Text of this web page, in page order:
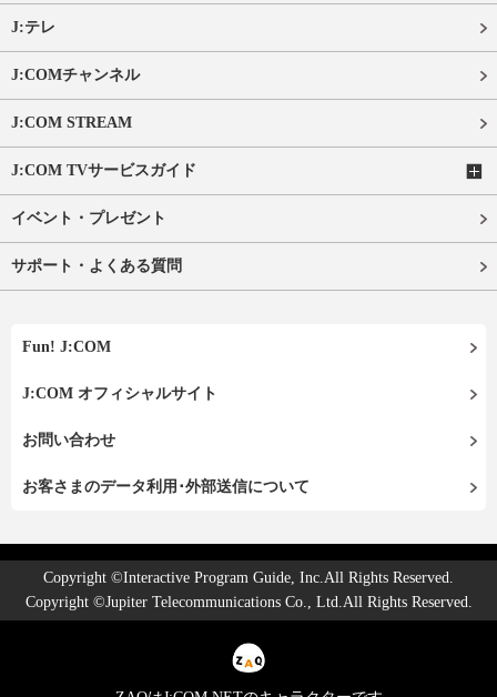
J:テレ
J:COMチャンネル
J:COM STREAM
J:COM TVサービスガイド
イベント・プレゼント
サポート・よくある質問
Fun! J:COM
J:COM オフィシャルサイト
お問い合わせ
お客さまのデータ利用･外部送信について
Copyright ©Interactive Program Guide, Inc.All Rights Reserved.
Copyright ©Jupiter Telecommunications Co., Ltd.All Rights Reserved.